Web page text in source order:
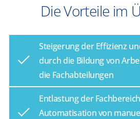
Die Vorteile im
Steigerung der Effizienz
durch die Bildung von
die Fachabteilungen
Entlastung der
Automatisation von